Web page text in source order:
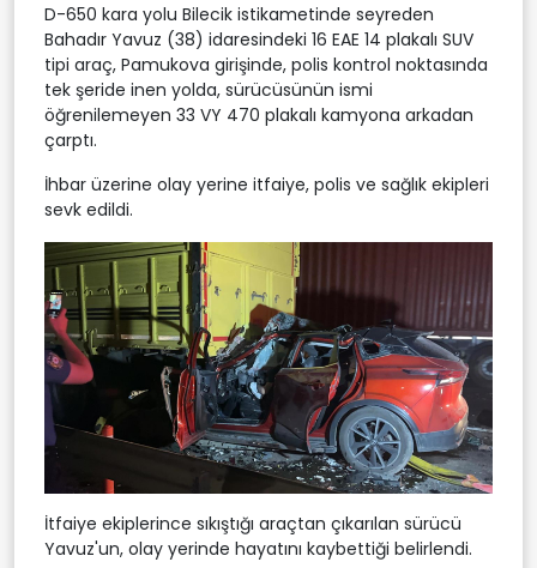
D-650 kara yolu Bilecik istikametinde seyreden
Bahadır Yavuz (38) idaresindeki 16 EAE 14 plakalı SUV
tipi araç, Pamukova girişinde, polis kontrol noktasında
tek şeride inen yolda, sürücüsünün ismi
öğrenilemeyen 33 VY 470 plakalı kamyona arkadan
çarptı.
İhbar üzerine olay yerine itfaiye, polis ve sağlık ekipleri
sevk edildi.
İtfaiye ekiplerince sıkıştığı araçtan çıkarılan sürücü
Yavuz'un, olay yerinde hayatını kaybettiği belirlendi.